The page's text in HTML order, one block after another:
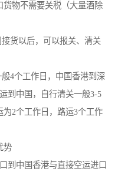
物不需要关税（大量酒除
货以后，可以报关、清关
4个工作日，中国香港到深
到中国，自行清关一般3-5
2个工作日，路运3个工作
势
到中国香港与直接空运进口